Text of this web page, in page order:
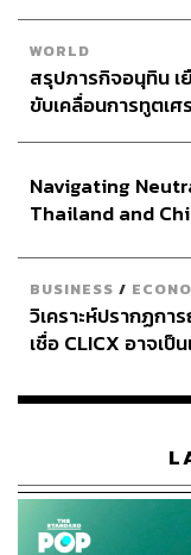
WORLD
สรุปภารกิจอนุทิน เ
ขับเคลื่อนการทูตเศ
Navigating
Thailand and
BUSINESS /
วิเคราะห์ปรากฏก
เชื่อ CLICX อาจเป็
เรือนไทยที่ถูกซุกไว้